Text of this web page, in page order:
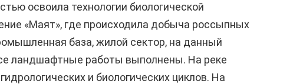
освоила технологии биологической
«Маят», где происходила добыча россыпных
база, жилой сектор, на данный
ландшафтные работы выполнены. На реке
и биологических циклов. На